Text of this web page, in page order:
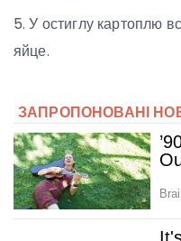
5. У остиглу картоплю
яйце.